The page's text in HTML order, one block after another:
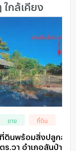
ใกล้เคียง
ขาย ที่ดิน
ที่ดินพร้อมสิ่งปลูกสร้า
ตร.วา อำเภอสันป่าต